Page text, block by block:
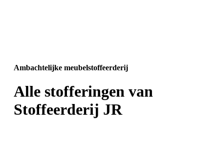
Ambachtelijke meubelstoffeerderij
Alle stofferingen van
Stoffeerderij JR